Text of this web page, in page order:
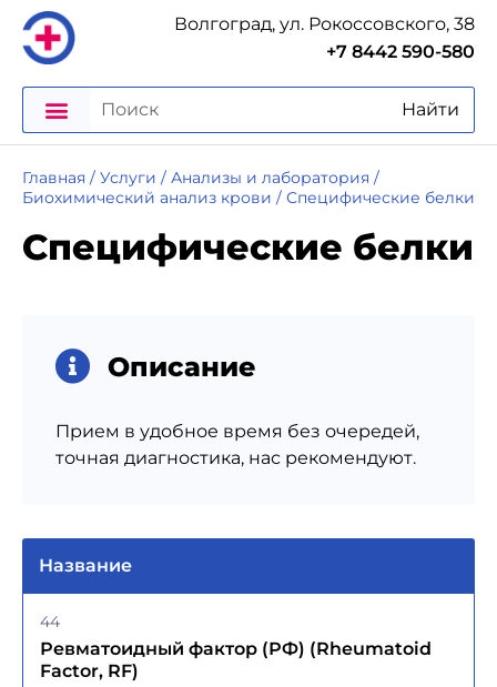
Волгоград, ул. Рокоссовского, 38
+7 8442 590-580
Найти
Главная / Услуги / Анализы и лаборатория /
Биохимический анализ крови / Специфические белки
Специфические белки
Описание
Прием в удобное время без очередей,
точная диагностика, нас рекомендуют.
Название
Ревматоидный фактор (РФ) (Rheumatoid
Factor, RF)
44